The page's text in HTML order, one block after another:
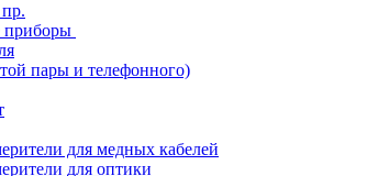
приборы
пары и телефонного)
для медных кабелей
для оптики